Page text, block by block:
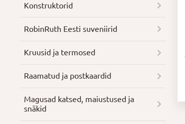
Konstruktorid
RobinRuth Eesti suveniirid
Kruusid ja termosed
Raamatud ja postkaardid
Magusad katsed, maiustused ja
snäkid